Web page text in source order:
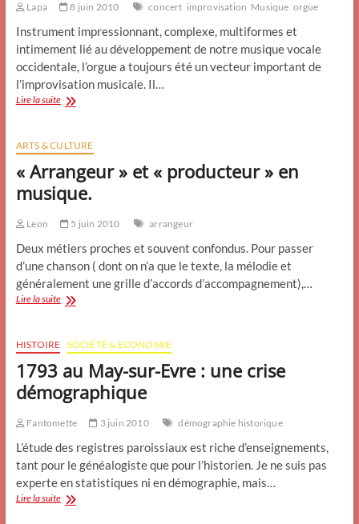
Lapa 8 juin 2010 concert improvisation Musique orgue
Instrument impressionnant, complexe, multiformes et
intimement lié au développement de notre musique vocale
occidentale, l’orgue a toujours été un vecteur important de
l’improvisation musicale. Il…
Lire la suiteConnaissez-
matchs
d’improvisations
à
l’orgue
?
ARTS & CULTURE
« Arrangeur » et « producteur » en
musique.
Leon 5 juin 2010 arrangeur
Deux métiers proches et souvent confondus. Pour passer
d’une chanson ( dont on n’a que le texte, la mélodie et
généralement une grille d’accords d’accompagnement),…
Lire la suite« Arrangeur
«
producteur
»
musique.
HISTOIRE SOCIÉTÉ & ECONOMIE
1793 au May-sur-Evre : une crise
démographique
Fantomette 3 juin 2010 démographie historique
L’étude des registres paroissiaux est riche d’enseignements,
tant pour le généalogiste que pour l’historien. Je ne suis pas
experte en statistiques ni en démographie, mais…
Lire la suite1793